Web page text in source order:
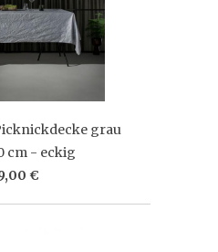
grau
cm - eckig
€